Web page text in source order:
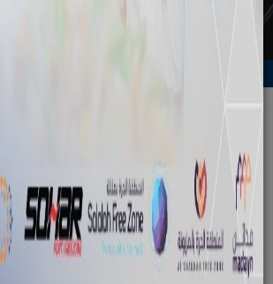
الرجوع
التوقيع على عقد لتنفيذ مشروع
لحوكمة أعمال الهيئة العامة
الاقتصادية الخاصة والمناطق
December 06, 2022